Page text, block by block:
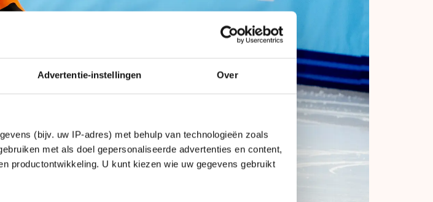
Advertentie-instellingen Over
(bijv. uw IP-adres) met behulp van technologieën zoals
met als doel gepersonaliseerde advertenties en content,
productontwikkeling. U kunt kiezen wie uw gegevens gebruikt